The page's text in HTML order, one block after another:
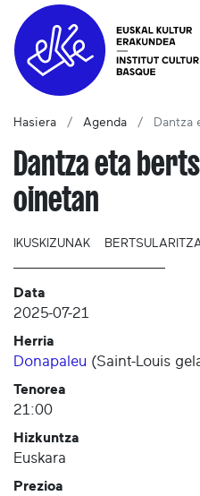
Hasiera Agenda Dantza
Dantza eta
oinetan
IKUSKIZUNAK
Data
2025-07-21
Herria
Donapaleu (Saint-Louis
Tenorea
21:00
Hizkuntza
Euskara
Prezioa